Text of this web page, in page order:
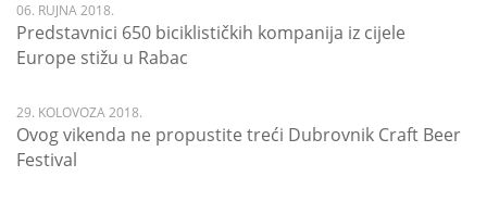
06. RUJNA 2018.
Predstavnici 650 biciklističkih kompanija iz cijele
Europe stižu u Rabac
29. KOLOVOZA 2018.
Ovog vikenda ne propustite treći Dubrovnik Craft Beer
Festival